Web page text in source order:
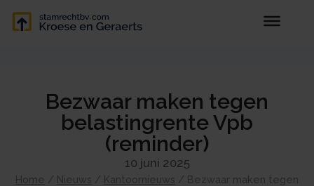
Bezwaar maken tegen
belastingrente Vpb
(reminder)
10 juni 2025
Home / Nieuws / Kantoornieuws / Bezwaar maken tegen